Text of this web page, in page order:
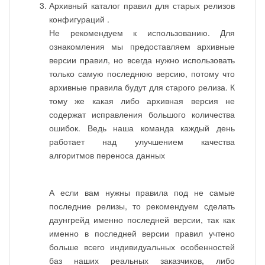
Архивный каталог правил для старых релизов
конфигураций .
Не рекомендуем к использованию. Для
ознакомления мы предоставляем архивные
версии правил, но всегда нужно использовать
только самую последнюю версию, потому что
архивные правила будут для старого релиза. К
тому же какая либо архивная версия не
содержат исправления большого количества
ошибок. Ведь наша команда каждый день
работает над улучшением качества
алгоритмов переноса данных
А если вам нужны правила под не самые
последние релизы, то рекомендуем сделать
даунгрейд именно последней версии, так как
именно в последней версии правил учтено
больше всего индивидуальных особенностей
баз наших реальных заказчиков, либо